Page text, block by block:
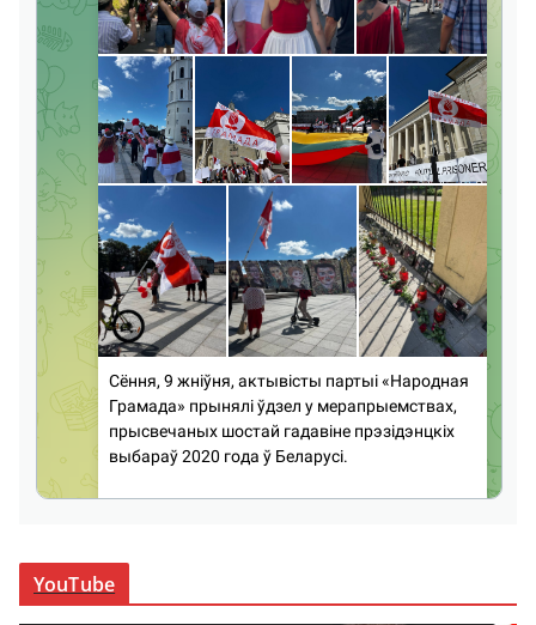
YouTube